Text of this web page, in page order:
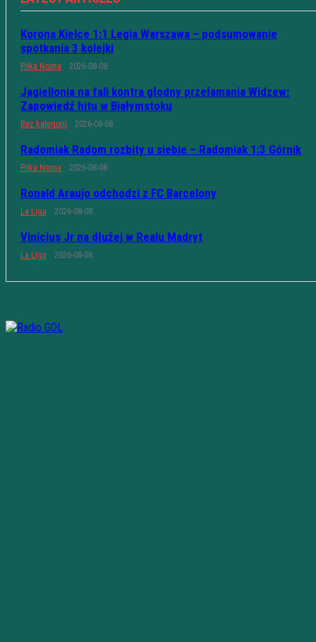
Korona Kielce 1:1 Legia Warszawa – podsumowanie
spotkania 3 kolejki
Piłka Nożna 2026-08-08
Jagiellonia na fali kontra głodny przełamania Widzew:
Zapowiedź hitu w Białymstoku
Bez kategorii 2026-08-08
Radomiak Radom rozbity u siebie – Radomiak 1:3 Górnik
Piłka Nożna 2026-08-08
Ronald Araujo odchodzi z FC Barcelony
La Liga 2026-08-08
Vinicius Jr na dłużej w Realu Madryt
La Liga 2026-08-08